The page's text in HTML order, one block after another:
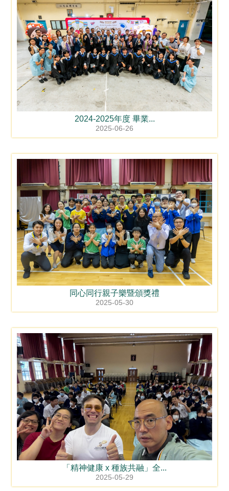
2024-2025年度 畢業...
2025-06-26
同心同行親子樂暨頒獎禮
2025-05-30
「精神健康 x 種族共融」全...
2025-05-29